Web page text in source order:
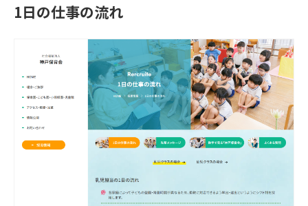
1日の仕事の流れ